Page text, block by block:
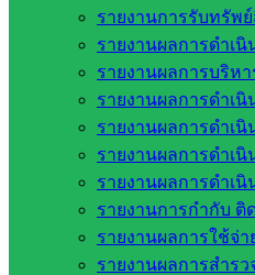
รายงานการรับทรัพ
รายงานผลการดำเนิ
รายงานผลการบริห
รายงานผลการดำเนิ
รายงานผลการดำเ
รายงานผลการดำเ
รายงานผลการดำเ
รายงานการกำกับ ติ
รายงานผลการใช้จ่
รายงานผลการสำร
เว็บไซต์กลุ่มงานในส
กลุ่มบริหารงานงานเงิน
กลุ่มนโยบายและแผน
กลุ่มส่งเสริมการจัดการ
กลุ่มบริหารงานบุคคล
กลุ่มพัฒนาครูและบุคลา
กลุ่มนิเทศติดตามและปร